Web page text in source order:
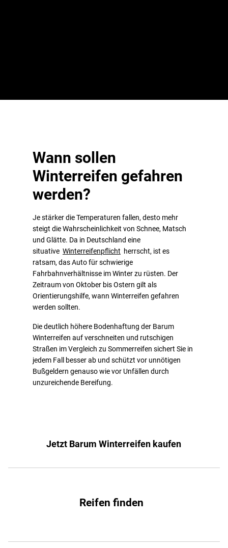
Wann sollen
Winterreifen gefahren
werden?
Je stärker die Temperaturen fallen, desto mehr
steigt die Wahrscheinlichkeit von Schnee, Matsch
und Glätte. Da in Deutschland eine
situative Winterreifenpflicht herrscht, ist es
ratsam, das Auto für schwierige
Fahrbahnverhältnisse im Winter zu rüsten. Der
Zeitraum von Oktober bis Ostern gilt als
Orientierungshilfe, wann Winterreifen gefahren
werden sollten.
Die deutlich höhere Bodenhaftung der Barum
Winterreifen auf verschneiten und rutschigen
Straßen im Vergleich zu Sommerreifen sichert Sie in
jedem Fall besser ab und schützt vor unnötigen
Bußgeldern genauso wie vor Unfällen durch
unzureichende Bereifung.
Jetzt Barum Winterreifen kaufen
Reifen finden